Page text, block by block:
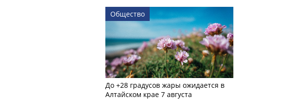
Общество
До +28 градусов жары ожидается в
Алтайском крае 7 августа